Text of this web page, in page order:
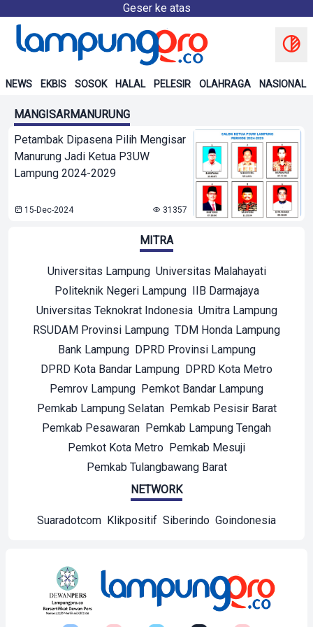
Geser ke atas
NEWS EKBIS SOSOK HALAL PELESIR OLAHRAGA NASIONAL
MANGISARMANURUNG
Petambak Dipasena Pilih Mengisar
Manurung Jadi Ketua P3UW
Lampung 2024-2029
15-Dec-2024 31357
MITRA
Universitas Lampung Universitas Malahayati
Politeknik Negeri Lampung IIB Darmajaya
Universitas Teknokrat Indonesia Umitra Lampung
RSUDAM Provinsi Lampung TDM Honda Lampung
Bank Lampung DPRD Provinsi Lampung
DPRD Kota Bandar Lampung DPRD Kota Metro
Pemrov Lampung Pemkot Bandar Lampung
Pemkab Lampung Selatan Pemkab Pesisir Barat
Pemkab Pesawaran Pemkab Lampung Tengah
Pemkot Kota Metro Pemkab Mesuji
Pemkab Tulangbawang Barat
NETWORK
Suaradotcom Klikpositif Siberindo Goindonesia